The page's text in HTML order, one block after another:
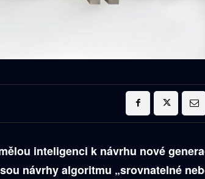
inteligenci k návrhu nové
návrhy algoritmu „srovnatelné